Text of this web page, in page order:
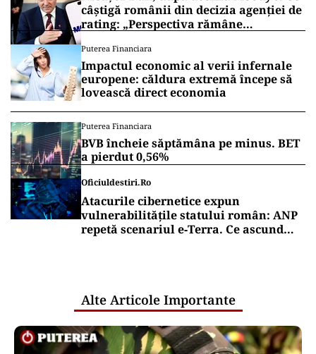
câștigă românii din decizia agenției de
rating: „Perspectiva rămâne
Puterea Financiara
Impactul economic al verii infernale
europene: căldura extremă începe să
lovească direct economia
Puterea Financiara
BVB încheie săptămâna pe minus. BET
a pierdut 0,56%
Oficiuldestiri.ro
Atacurile cibernetice expun
vulnerabilitățile statului român: ANP
repetă scenariul e‑Terra. Ce ascund
Alte Articole Importante